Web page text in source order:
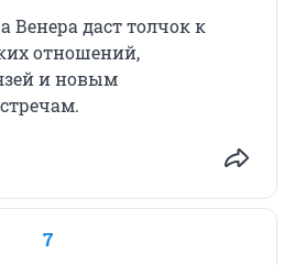
Венера даст толчок к
отношений,
и новым
7